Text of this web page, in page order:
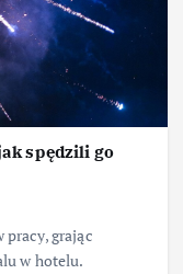
spędzili go
pracy, grając
w hotelu.